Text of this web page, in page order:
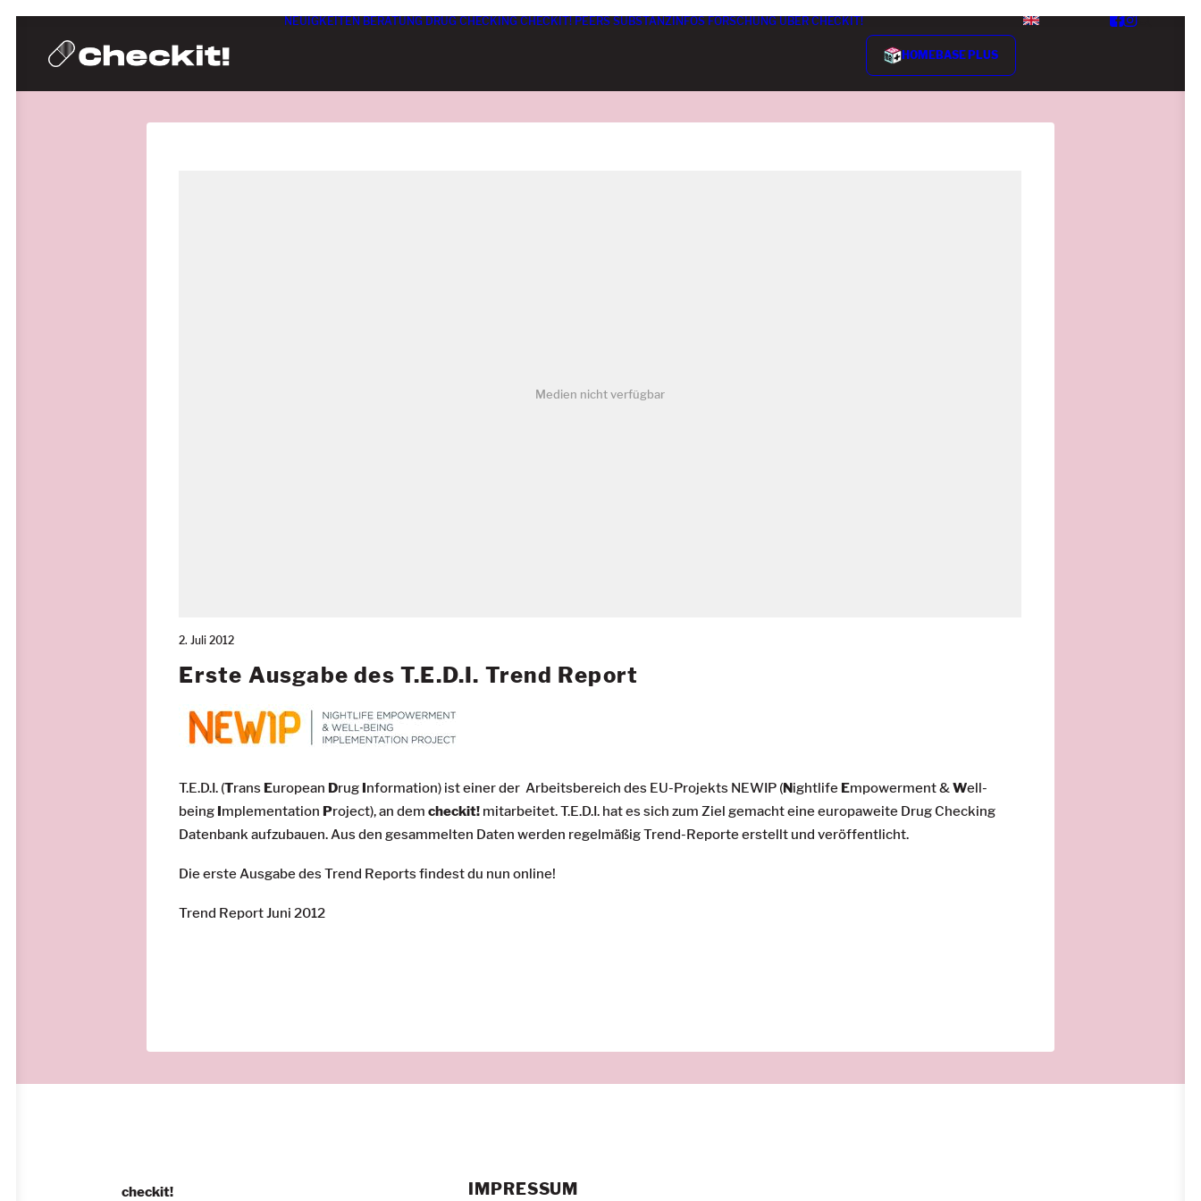
NEUIGKEITEN BERATUNG DRUG CHECKING CHECKIT! PEERS SUBSTANZINFOS FORSCHUNG ÜBER CHECKIT!
HOMEBASE PLUS
Medien nicht verfügbar
2. Juli 2012
Erste Ausgabe des T.E.D.I. Trend Report
T.E.D.I. (Trans European Drug Information) ist einer der Arbeitsbereich des EU-Projekts NEWIP (Nightlife Empowerment &Well-
being Implementation Project), an demcheckit! mitarbeitet. T.E.D.I. hat es sich zum Ziel gemacht eine europaweite Drug Checking
Datenbank aufzubauen. Aus den gesammelten Daten werden regelmäßig Trend-Reporte erstellt und veröffentlicht.
Die erste Ausgabe des Trend Reports findest du nun online!
Trend Report Juni 2012
checkit! IMPRESSUM